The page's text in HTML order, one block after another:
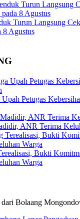
Turun Langsung
8 Agustus
Petugas
ANR Terima
Bukti
Warga
Bolaang